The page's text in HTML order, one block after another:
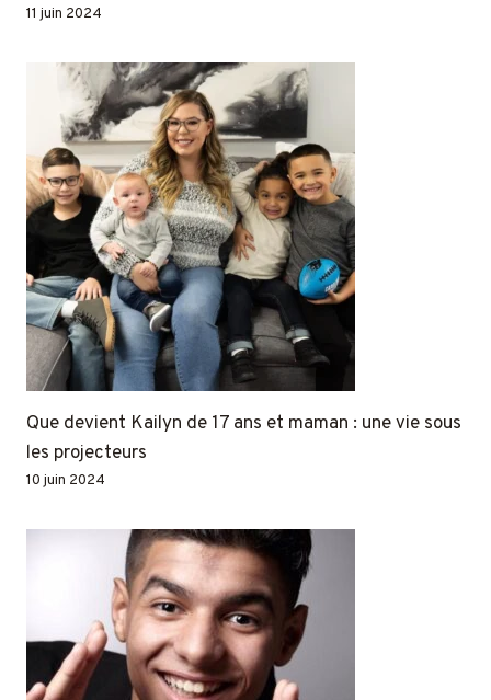
11 juin 2024
Que devient Kailyn de 17 ans et maman : une vie sous
les projecteurs
10 juin 2024